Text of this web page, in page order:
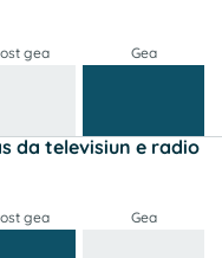
gea Gea
da televisiun e radio
gea Gea